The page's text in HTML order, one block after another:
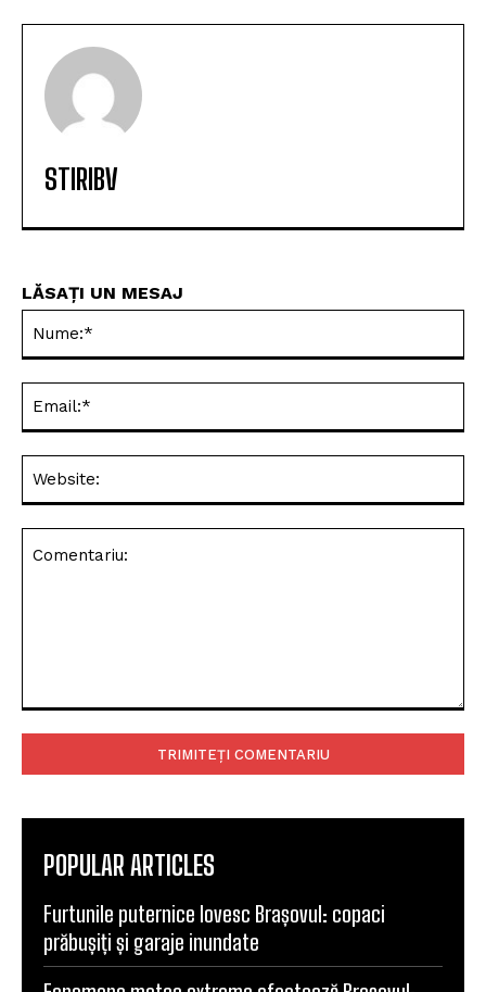
STIRIBV
LĂSAȚI UN MESAJ
POPULAR ARTICLES
Furtunile puternice lovesc Brașovul: copaci
prăbușiți și garaje inundate